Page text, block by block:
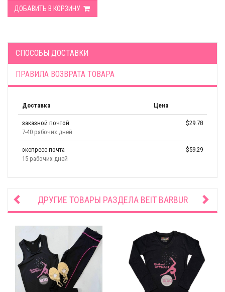
ДОБАВИТЬ В КОРЗИНУ
СПОСОБЫ ДОСТАВКИ
ПРАВИЛА ВОЗВРАТА ТОВАРА
Доставка Цена
заказной почтой
7-40 рабочих дней
$29.78
экспресс почта
15 рабочих дней
$59.29
ДРУГИЕ ТОВАРЫ РАЗДЕЛА BEIT BARBUR